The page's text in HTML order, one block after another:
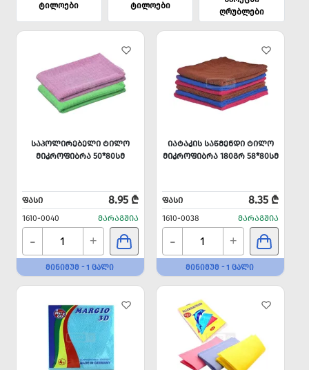
ტილოები
ტილოები
ღრუბლები
ᲡᲐᲞᲝᲚᲘᲠᲔᲑᲔᲚᲘ ᲢᲘᲚᲝ
ᲛᲘᲙᲠᲝᲤᲘᲑᲠᲐ 50*80ᲡᲛ
ᲤᲐᲡᲘ 8.95 ₾
1610-0040 ᲛᲐᲠᲐᲒᲨᲘᲐ
- +
ᲛᲘᲜᲘᲛᲣᲛ - 1 ᲪᲐᲚᲘ
ᲘᲐᲢᲐᲙᲘᲡ ᲡᲐᲬᲛᲔᲜᲓᲘ ᲢᲘᲚᲝ
ᲛᲘᲙᲠᲝᲤᲘᲑᲠᲐ 180ᲒᲠ 58*80ᲡᲛ
ᲤᲐᲡᲘ 8.35 ₾
1610-0038 ᲛᲐᲠᲐᲒᲨᲘᲐ
- +
ᲛᲘᲜᲘᲛᲣᲛ - 1 ᲪᲐᲚᲘ